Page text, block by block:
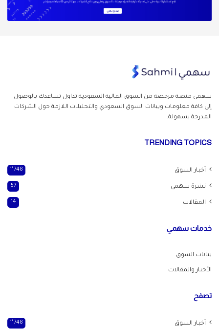
سهمي منصة مرخصة من السوق المالية السعودية تداول تساعدك بالوصول
إلى كافة معلومات وبيانات السوق السعودي والتحليلات اللازمة حول الشركات
المدرجة بسهولة.
TRENDING TOPICS
أخبار السوق 1٬748
نشرة سهمي 57
المقالات 14
خدمات سهمي
بيانات السوق
الأخبار والمقالات
تصفح
أخبار السوق 1٬748